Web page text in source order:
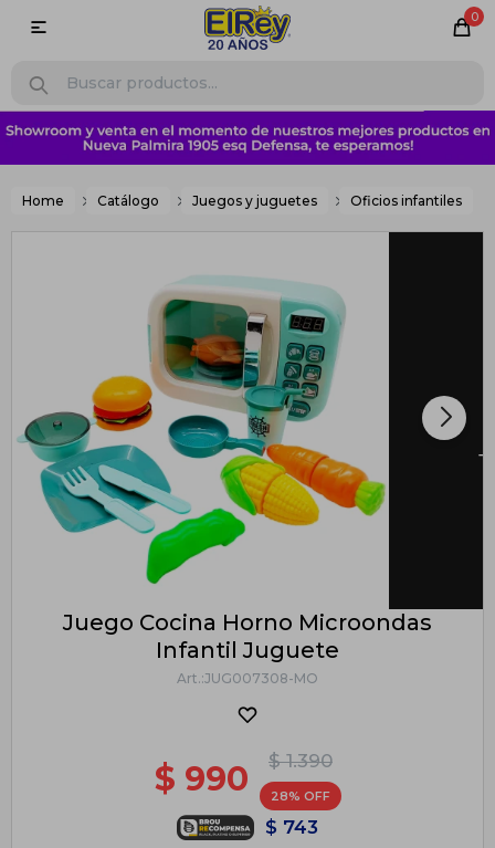
0

Home Catálogo Juegos y juguetes Oficios infantiles
Juego Cocina Horno Microondas
Infantil Juguete
JUG007308-MO
$ 1.390
$ 990 28
$ 743